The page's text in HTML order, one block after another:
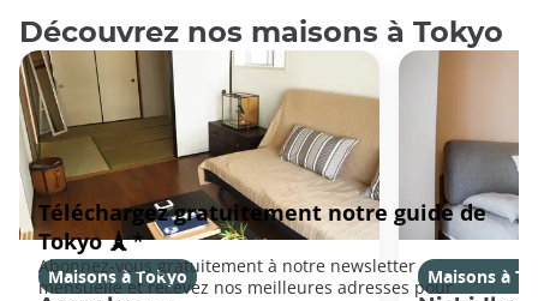
Découvrez nos maisons à Tokyo
Maisons à Tokyo
Maisons à